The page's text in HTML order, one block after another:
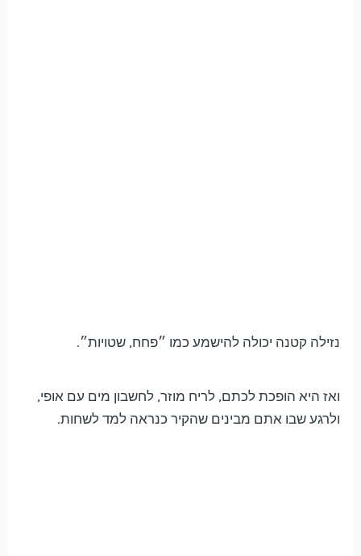
נזילה קטנה יכולה להישמע כמו ״פחח, שטויות״.
ואז היא הופכת לכתם, לריח מוזר, לחשבון מים עם אופי,
ולרגע שבו אתם מבינים שהקיר כנראה למד לשחות.